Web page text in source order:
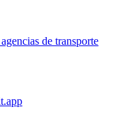
de transporte